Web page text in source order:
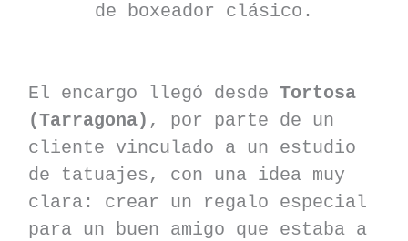
de boxeador clásico.
El encargo llegó desde Tortosa
(Tarragona) , por parte de un
cliente vinculado a un estudio
de tatuajes, con una idea muy
clara: crear un regalo especial
para un buen amigo que estaba a